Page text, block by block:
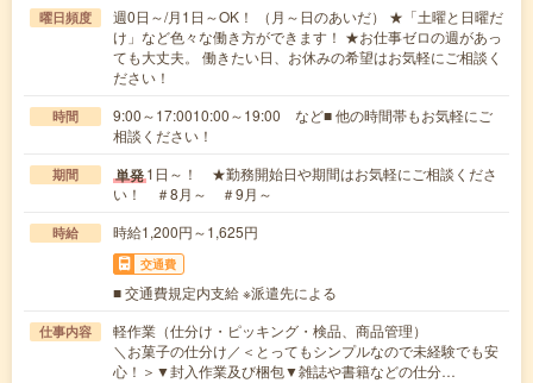
曜日頻度
週0日～/月1日～OK！ （月～日のあいだ） ★「土曜と日曜だ
け」など色々な働き方ができます！ ★お仕事ゼロの週があっ
ても大丈夫。 働きたい日、お休みの希望はお気軽にご相談く
ださい！
時間
9:00～17:0010:00～19:00 など■ 他の時間帯もお気軽にご
相談ください！
期間 単発1日～！ ★勤務開始日や期間はお気軽にご相談くださ
い！ ＃8月～ ＃9月～
時給 時給1,200円～1,625円
交通費
■ 交通費規定内支給 ※派遣先による
仕事内容
軽作業（仕分け・ピッキング・検品、商品管理）
＼お菓子の仕分け／＜とってもシンプルなので未経験でも安
心！＞▼封入作業及び梱包▼雑誌や書籍などの仕分…